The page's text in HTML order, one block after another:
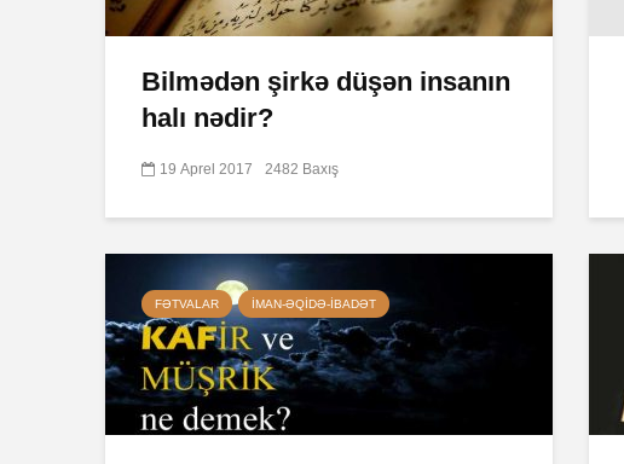
Bilmədən şirkə düşən insanın
halı nədir?
19 Aprel 2017 2482 Baxış
FƏTVALAR İMAN-ƏQIDƏ-IBADƏT